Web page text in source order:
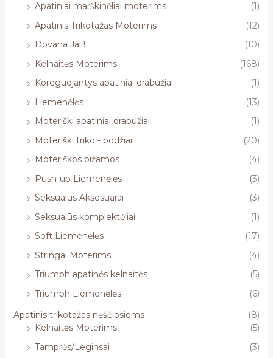
Apatiniai marškinėliai moterims
(1)
Apatinis Trikotažas Moterims
(12)
Dovana Jai !
(10)
Kelnaitės Moterims
(168)
Koreguojantys apatiniai drabužiai
(1)
Liemenėlės
(13)
Moteriški apatiniai drabužiai
(1)
Moteriški triko - bodžiai
(20)
Moteriškos pižamos
(4)
Push-up Liemenėlės
(3)
Seksualūs Aksesuarai
(3)
Seksualūs komplektėliai
(1)
Soft Liemenėlės
(17)
Stringai Moterims
(4)
Triumph apatinės kelnaitės
(5)
Triumph Liemenėlės
(6)
Apatinis trikotažas nėščiosioms -
(8)
Kelnaitės Moterims
(5)
Tamprės/Leginsai
(3)